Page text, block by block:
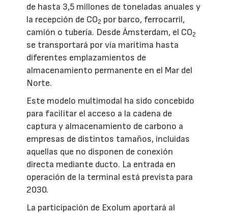
de hasta 3,5 millones de toneladas anuales y
la recepción de CO2 por barco, ferrocarril,
camión o tubería. Desde Ámsterdam, el CO2
se transportará por vía marítima hasta
diferentes emplazamientos de
almacenamiento permanente en el Mar del
Norte.
Este modelo multimodal ha sido concebido
para facilitar el acceso a la cadena de
captura y almacenamiento de carbono a
empresas de distintos tamaños, incluidas
aquellas que no disponen de conexión
directa mediante ducto. La entrada en
operación de la terminal está prevista para
2030.
La participación de Exolum aportará al